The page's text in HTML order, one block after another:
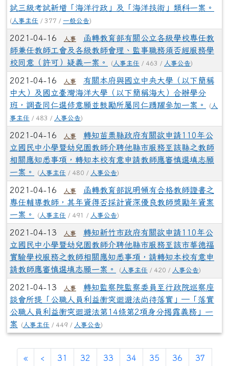
試三級考試新增「海洋行政」及「海洋技術」類科一案。
( 人事主任 / 377 / 一般公告)
2021-04-16 人事
函轉教育部有關公立各級學校專任教
師兼任教師工會及各級教師會理、監事職務須否經服務學
校同意（許可）疑義一案。
( 人事主任 / 463 / 人事公告)
2021-04-16 人事
有關本府與國立中央大學（以下簡稱
中大）及國立臺灣海洋大學（以下簡稱海大）合辦學分
班，調查同仁選修意願並鼓勵所屬同仁踴躍參加一案。
( 人
事主任 / 483 / 人事公告)
2021-04-16 人事
轉知苗栗縣政府有關欲申請110年公
立國民中小學暨幼兒園教師介聘他縣市服務至該縣之教師
相關應知悉事項，轉知本校有意申請教師應審慎選填志願
一案。
( 人事主任 / 480 / 人事公告)
2021-04-16 人事
函轉教育部說明領有合格教師證書之
專任輔導教師，其年資得否採計資深優良教師獎勵年資案
一案。
( 人事主任 / 491 / 人事公告)
2021-04-13 人事
轉知新竹市政府有關欲申請110年公
立國民中小學暨幼兒園教師介聘他縣市服務至該市華德福
實驗學校服務之教師相關應知悉事項，請轉知本校有意申
請教師應審慎選填志願一案。
( 人事主任 / 420 / 人事公告)
2021-04-13 人事
轉知監察院監察委員至行政院巡察座
談會所提「公職人員利益衝突迴避法尚待落實」─「落實
公職人員利益衝突迴避法第14條第2項身分揭露義務」一
案
( 人事主任 / 449 / 人事公告)
« ‹ 31 32 33 34 35 36 37